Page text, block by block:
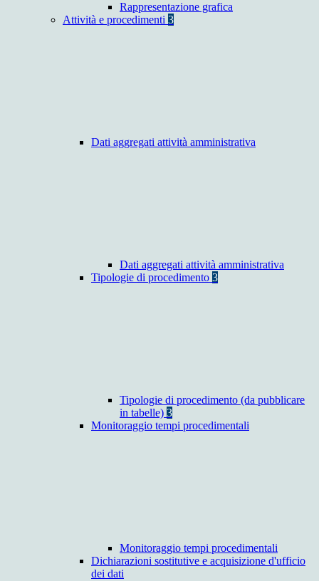
Rappresentazione grafica
Attività e procedimenti 3
Dati aggregati attività amministrativa
Dati aggregati attività amministrativa
Tipologie di procedimento 3
Tipologie di procedimento (da pubblicare
in tabelle) 3
Monitoraggio tempi procedimentali
Monitoraggio tempi procedimentali
Dichiarazioni sostitutive e acquisizione d'ufficio
dei dati